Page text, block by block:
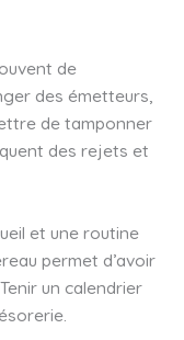
de
des émetteurs,
de tamponner
des rejets et
et une routine
permet d’avoir
un calendrier